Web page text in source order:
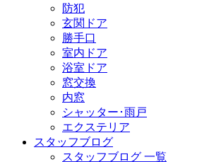
防犯
玄関ドア
勝手口
室内ドア
浴室ドア
窓交換
内窓
シャッター･雨戸
エクステリア
スタッフブログ
スタッフブログ 一覧